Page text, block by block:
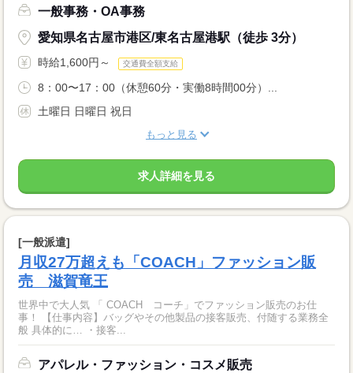
一般事務・OA事務
愛知県名古屋市港区/東名古屋港駅（徒歩 3分）
時給1,600円～ 交通費全額支給
8：00〜17：00（休憩60分・実働8時間00分）...
土曜日 日曜日 祝日
もっと見る
求人詳細を見る
[一般派遣]
月収27万超えも「COACH」ファッション販
売 滋賀竜王
世界中で大人気 「 COACH コーチ」でファッション販売のお仕
事！ 【仕事内容】バッグやその他製品の接客販売、付随する業務全
般 具体的に… ・接客...
アパレル・ファッション・コスメ販売